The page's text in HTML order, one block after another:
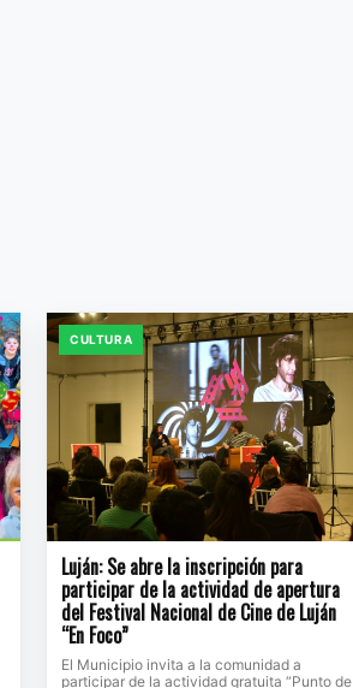
CULTURA
Luján: Se abre la inscripción para
participar de la actividad de apertura
del Festival Nacional de Cine de Luján
“En Foco”
El Municipio invita a la comunidad a
participar de la actividad gratuita “Punto de